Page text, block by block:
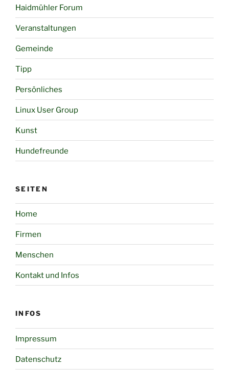
Haidmühler Forum
Veranstaltungen
Gemeinde
Tipp
Persönliches
Linux User Group
Kunst
Hundefreunde
SEITEN
Home
Firmen
Menschen
Kontakt und Infos
INFOS
Impressum
Datenschutz